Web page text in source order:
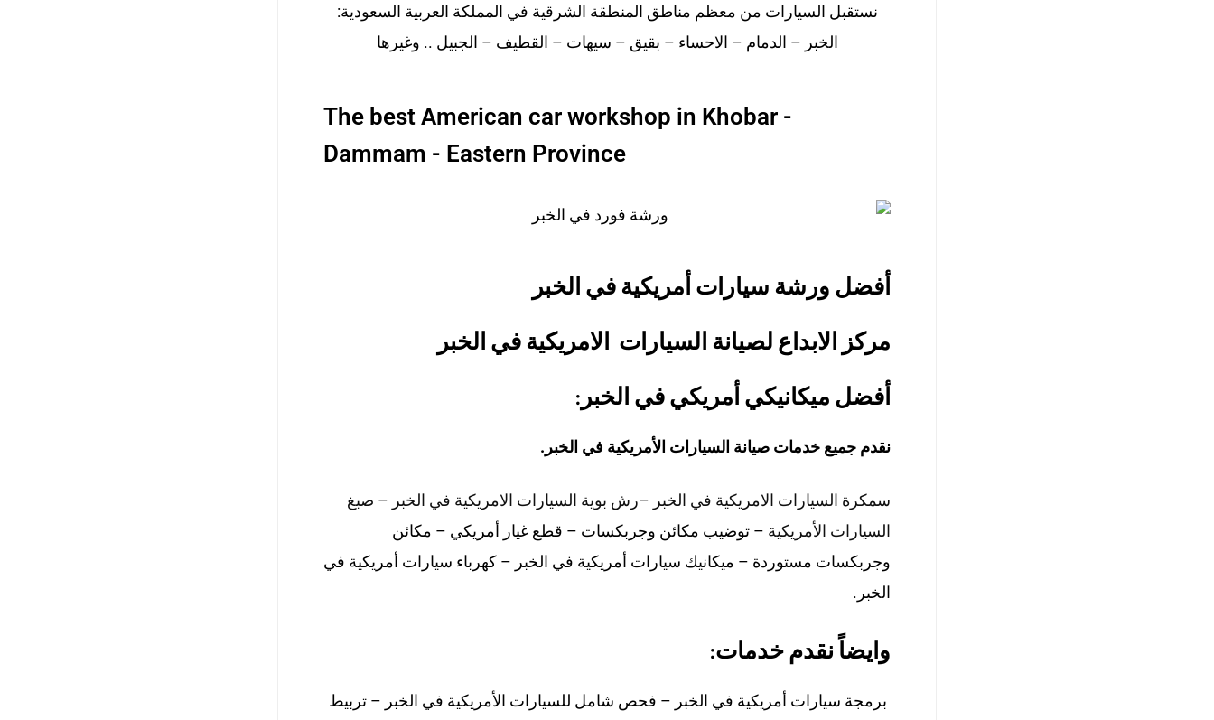
نستقبل السيارات من معظم مناطق المنطقة الشرقية في المملكة العربية السعودية:
الخبر – الدمام – الاحساء – بقيق – سيهات – القطيف – الجبيل .. وغيرها
The best American car workshop in Khobar -
Dammam - Eastern Province
أفضل ورشة سيارات أمريكية في الخبر
مركز الابداع لصيانة السيارات الامريكية في الخبر
أفضل ميكانيكي أمريكي في الخبر :
نقدم جميع خدمات صيانة السيارات الأمريكية في الخبر.
سمكرة السيارات الامريكية في الخبر –رش بوية السيارات الامريكية في الخبر – صبغ
السيارات الأمريكية – توضيب مكائن وجربكسات – قطع غيار أمريكي – مكائن
وجربكسات مستوردة – ميكانيك سيارات أمريكية في الخبر – كهرباء سيارات أمريكية في
الخبر .
وايضاً نقدم خدمات:
برمجة سيارات أمريكية في الخبر – فحص شامل للسيارات الأمريكية في الخبر – تربيط